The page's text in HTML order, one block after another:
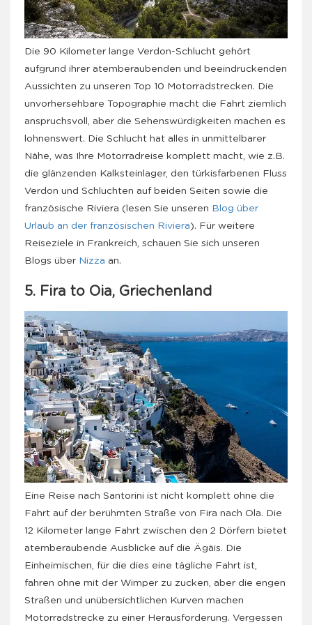
Die 90 Kilometer lange Verdon-Schlucht gehört
aufgrund ihrer atemberaubenden und beeindruckenden
Aussichten zu unseren Top 10 Motorradstrecken. Die
unvorhersehbare Topographie macht die Fahrt ziemlich
anspruchsvoll, aber die Sehenswürdigkeiten machen es
lohnenswert. Die Schlucht hat alles in unmittelbarer
Nähe, was Ihre Motorradreise komplett macht, wie z.B.
die glänzenden Kalksteinlager, den türkisfarbenen Fluss
Verdon und Schluchten auf beiden Seiten sowie die
französische Riviera (lesen Sie unseren Blog über
Urlaub an der französischen Riviera). Für weitere
Reiseziele in Frankreich, schauen Sie sich unseren
Blogs über Nizza an.
5. Fira to Oia, Griechenland
Eine Reise nach Santorini ist nicht komplett ohne die
Fahrt auf der berühmten Straße von Fira nach Ola. Die
12 Kilometer lange Fahrt zwischen den 2 Dörfern bietet
atemberaubende Ausblicke auf die Ägäis. Die
Einheimischen, für die dies eine tägliche Fahrt ist,
fahren ohne mit der Wimper zu zucken, aber die engen
Straßen und unübersichtlichen Kurven machen
Motorradstrecke zu einer Herausforderung. Vergessen